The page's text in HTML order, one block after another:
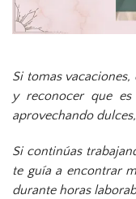
Si tomas
y reconocer que
aprovechando
Si continúas
te guía a encontrar
durante horas